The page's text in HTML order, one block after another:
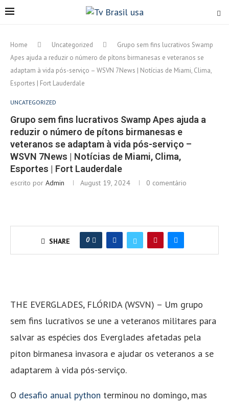
Home Uncategorized
Grupo sem fins lucrativos Swamp
Apes ajuda a reduzir o número de pítons birmanesas e veteranos se
adaptam à vida pós-serviço – WSVN 7News | Notícias de Miami, Clima,
Esportes | Fort Lauderdale
UNCATEGORIZED
Grupo sem fins lucrativos Swamp Apes ajuda a
reduzir o número de pítons birmanesas e
veteranos se adaptam à vida pós-serviço –
WSVN 7News | Notícias de Miami, Clima,
Esportes | Fort Lauderdale
escrito por Admin August 19, 2024 0 comentário
SHARE 0
THE EVERGLADES, FLÓRIDA (WSVN) – Um grupo
sem fins lucrativos se une a veteranos militares para
salvar as espécies dos Everglades afetadas pela
píton birmanesa invasora e ajudar os veteranos a se
adaptarem à vida pós-serviço.
O desafio anual python terminou no domingo, mas